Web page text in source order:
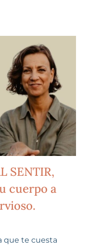
SENTIR,
cuerpo a
que te cuesta